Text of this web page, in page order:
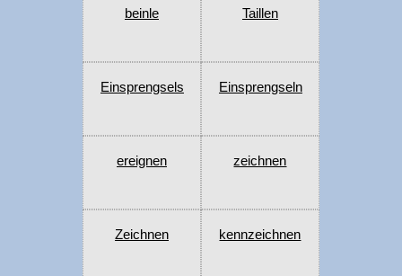
beinle Taillen
Einsprengsels Einsprengseln
ereignen zeichnen
Zeichnen kennzeichnen